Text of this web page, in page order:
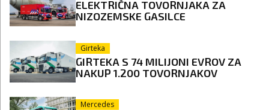
ELEKTRIČNA TOVORNJAKA ZA
NIZOZEMSKE GASILCE
Girteka
GIRTEKA S 74 MILIJONI EVROV ZA
NAKUP 1.200 TOVORNJAKOV
Mercedes